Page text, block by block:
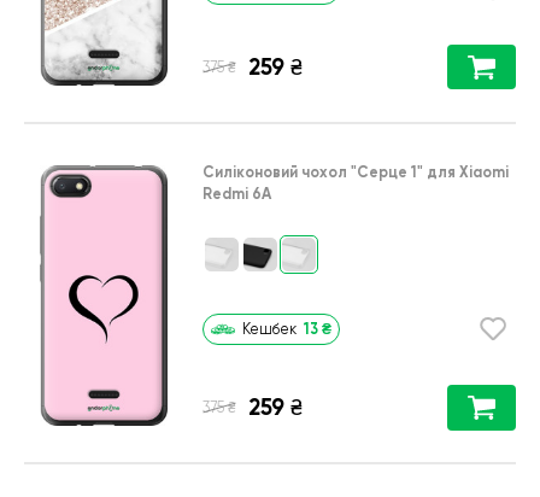
375 ₴ 259 ₴
Силіконовий чохол "Серце 1" для Xiaomi
Redmi 6A
Кешбек 13 ₴
375 ₴ 259 ₴